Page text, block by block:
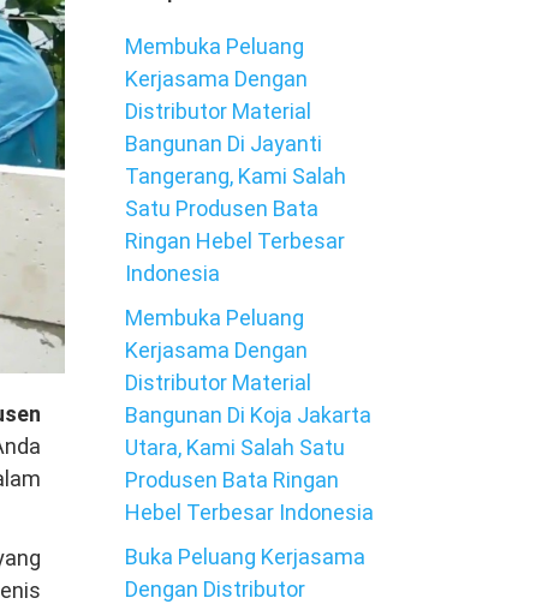
Membuka Peluang
Kerjasama Dengan
Distributor Material
Bangunan Di Jayanti
Tangerang, Kami Salah
Satu Produsen Bata
Ringan Hebel Terbesar
Indonesia
Membuka Peluang
Kerjasama Dengan
Distributor Material
Bangunan Di Koja Jakarta
Utara, Kami Salah Satu
Produsen Bata Ringan
Hebel Terbesar Indonesia
Buka Peluang Kerjasama
Dengan Distributor